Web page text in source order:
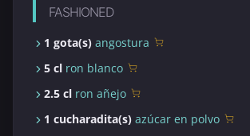
FASHIONED
1 gota(s) angostura
5 cl ron blanco
2.5 cl ron añejo
1 cucharadita(s) azúcar en polvo